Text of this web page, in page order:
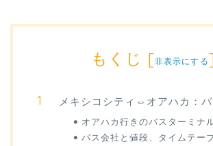
もくじ [非表示にする
メキシコシティ⇔オアハカ：
オアハカ行きのバスターミナ
バス会社と値段、タイムテー